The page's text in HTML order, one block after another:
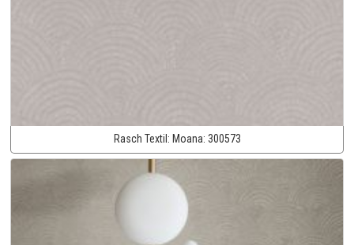
Rasch Textil: Moana: 300573